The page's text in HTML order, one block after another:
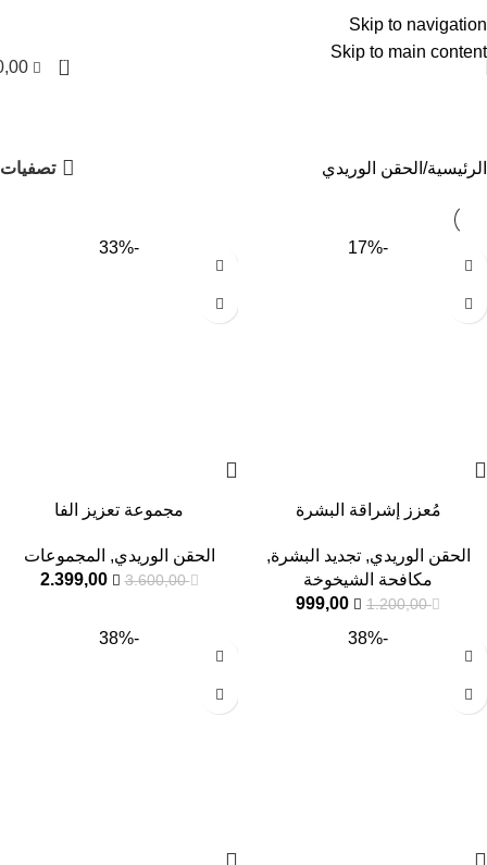
Skip to navigation
Skip to main content
العربية
0
الرئيسية الحقن الوريدي تصفيات
-17%
مُعزز إشراقة البشرة
الحقن الوريدي,تجديد البشرة,
مكافحة الشيخوخة
1.200,00
999,00
-33%
مجموعة تعزيز الفا
الحقن الوريدي, المجموعات
3.600,00
2.399,00
-38%
-38%